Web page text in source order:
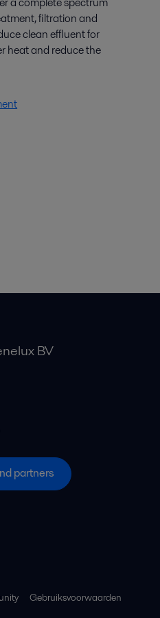
filtration and
clean effluent for
heat and reduce the
BV
partners
Gebruiksvoorwaarden